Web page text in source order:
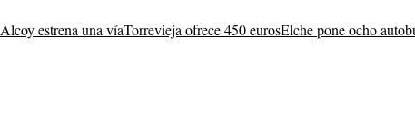
Alcoy estrena una víaTorrevieja ofrece 450 eurosElche pone ocho